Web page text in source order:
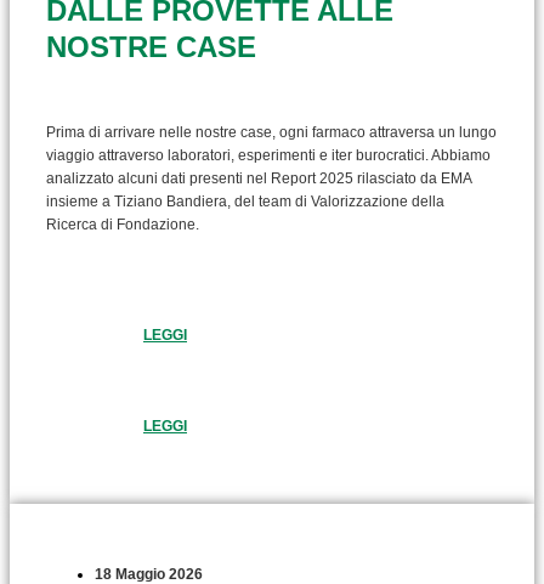
DALLE PROVETTE ALLE
NOSTRE CASE
Prima di arrivare nelle nostre case, ogni farmaco attraversa un lungo
viaggio attraverso laboratori, esperimenti e iter burocratici. Abbiamo
analizzato alcuni dati presenti nel Report 2025 rilasciato da EMA
insieme a Tiziano Bandiera, del team di Valorizzazione della
Ricerca di Fondazione.
LEGGI
LEGGI
18 Maggio 2026